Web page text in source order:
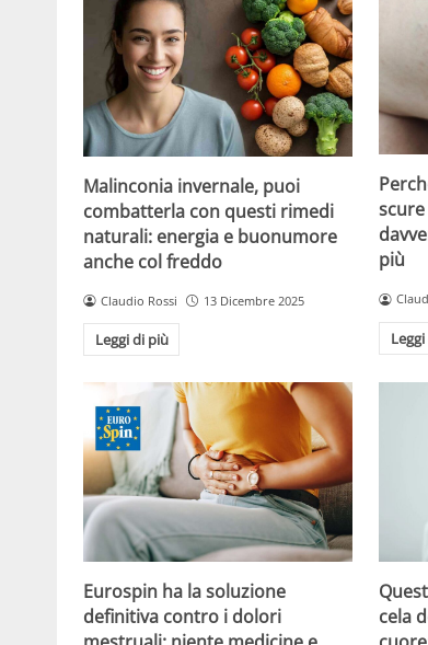
Malinconia invernale, puoi
combatterla con questi rimedi
naturali: energia e buonumore
anche col freddo
Claudio Rossi 13 Dicembre 2025
Leggi di più
più
Eurospin ha la soluzione
definitiva contro i dolori
cela